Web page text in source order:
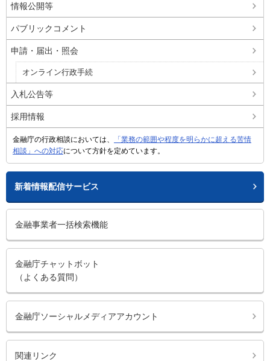
情報公開等
パブリックコメント
申請・届出・照会
オンライン行政手続
入札公告等
採用情報
金融庁の行政相談においては、
「業務の範囲や程度を明らかに超える苦情
相談」への対応について方針を定めています。
新着情報配信サービス
金融事業者一括検索機能
金融庁チャットボット
（よくある質問）
金融庁ソーシャルメディアアカウント
関連リンク